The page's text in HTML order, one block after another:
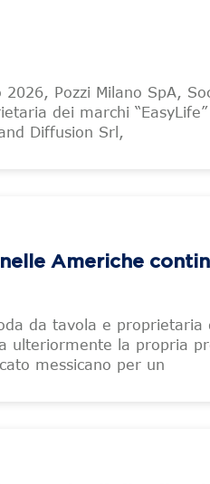
Pozzi Milano SpA,
dei marchi “EasyLife”
Diffusion Srl,
Americhe
da tavola e proprietaria
ulteriormente la propria
messicano per un